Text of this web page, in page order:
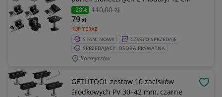
-28% 110,00 zł
KUP TERAZ
79zł
STAN: NOWY
CZĘSTO SPRZEDAJE
SPRZEDAJĄCY: OSOBA PRYWATNA
Kocmyrzów
GETLITOOL zestaw 10 zacisków
środkowych PV 30–42 mm, czarne